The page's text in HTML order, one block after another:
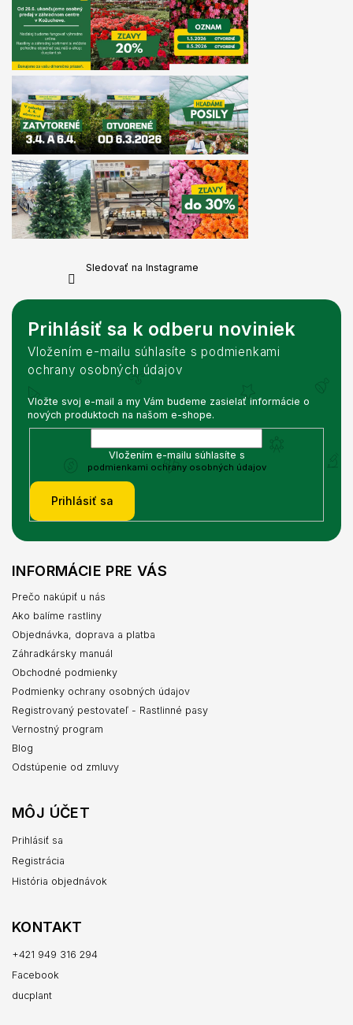
Sledovať na Instagrame
Prihlásiť sa k odberu noviniek
Vložením e-mailu súhlasíte s podmienkami
ochrany osobných údajov
Vložte svoj e-mail a my Vám budeme zasielať informácie o
nových produktoch na našom e-shope.
Vložením e-mailu súhlasíte s
podmienkami ochrany osobných údajov
Prihlásiť sa
INFORMÁCIE PRE VÁS
Prečo nakúpiť u nás
Ako balíme rastliny
Objednávka, doprava a platba
Záhradkársky manuál
Obchodné podmienky
Podmienky ochrany osobných údajov
Registrovaný pestovateľ - Rastlinné pasy
Vernostný program
Blog
Odstúpenie od zmluvy
MÔJ ÚČET
Prihlásiť sa
Registrácia
História objednávok
KONTAKT
+421 949 316 294
Facebook
ducplant